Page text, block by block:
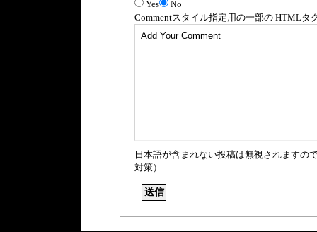
Yes
No
Commentスタイル指定用の一部の HTMLタ
日本語が含まれない投稿は無視されますの
対策）